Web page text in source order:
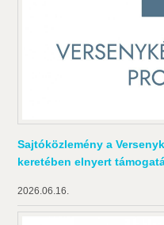
Sajtóközlemény a
keretében elnyert
2026.06.16.